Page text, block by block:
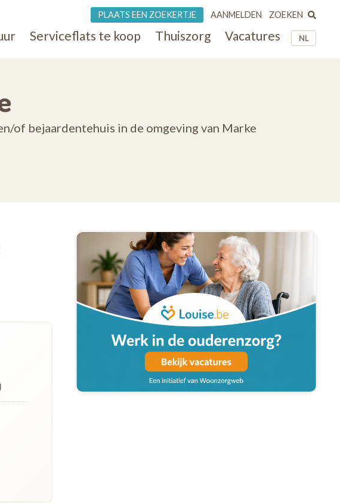
NL
Serviceflats te koop Thuiszorg Vacatures
PLAATS EEN ZOEKERTJE AANMELDEN ZOEKEN
of bejaardentehuis in de omgeving van Marke